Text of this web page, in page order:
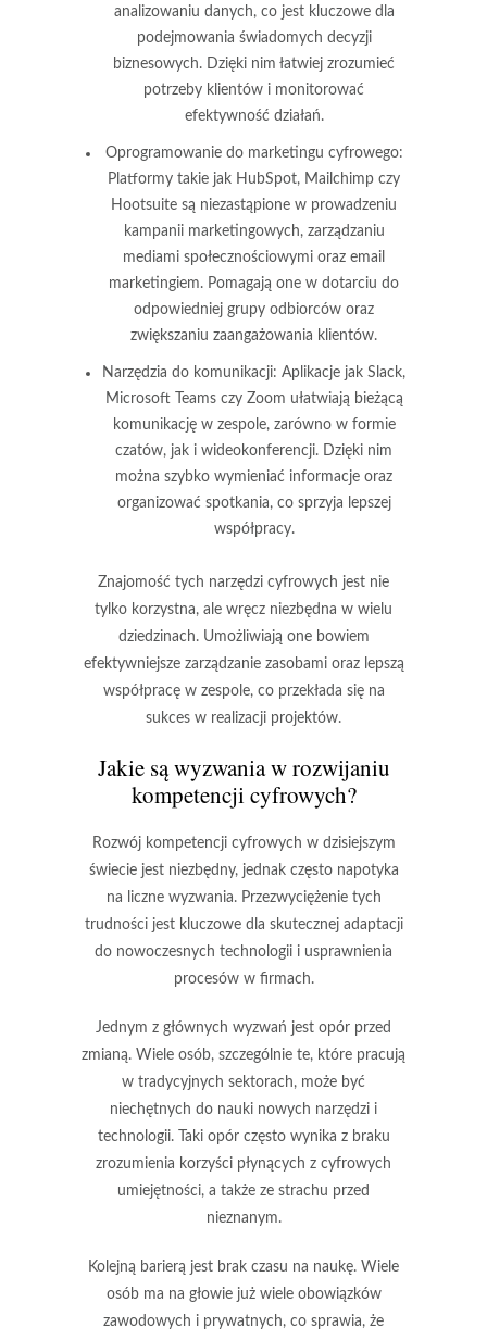
analizowaniu danych, co jest kluczowe dla
podejmowania świadomych decyzji
biznesowych. Dzięki nim łatwiej zrozumieć
potrzeby klientów i monitorować
efektywność działań.
Oprogramowanie do marketingu cyfrowego:
Platformy takie jak HubSpot, Mailchimp czy
Hootsuite są niezastąpione w prowadzeniu
kampanii marketingowych, zarządzaniu
mediami społecznościowymi oraz email
marketingiem. Pomagają one w dotarciu do
odpowiedniej grupy odbiorców oraz
zwiększaniu zaangażowania klientów.
Narzędzia do komunikacji: Aplikacje jak Slack,
Microsoft Teams czy Zoom ułatwiają bieżącą
komunikację w zespole, zarówno w formie
czatów, jak i wideokonferencji. Dzięki nim
można szybko wymieniać informacje oraz
organizować spotkania, co sprzyja lepszej
współpracy.
Znajomość tych narzędzi cyfrowych jest nie
tylko korzystna, ale wręcz niezbędna w wielu
dziedzinach. Umożliwiają one bowiem
efektywniejsze zarządzanie zasobamioraz lepszą
współpracę w zespole, co przekłada się na
sukces w realizacji projektów.
Jakie są wyzwania w rozwijaniu
kompetencji cyfrowych?
Rozwój kompetencji cyfrowych w dzisiejszym
świecie jest niezbędny, jednak często napotyka
na liczne wyzwania. Przezwyciężenie tych
trudności jest kluczowe dla skutecznej adaptacji
do nowoczesnych technologii i usprawnienia
procesów w firmach.
Jednym z głównych wyzwań jest opór przed
zmianą. Wiele osób, szczególnie te, które pracują
w tradycyjnych sektorach, może być
niechętnych do nauki nowych narzędzi i
technologii. Taki opór często wynika z braku
zrozumienia korzyści płynących z cyfrowych
umiejętności, a także ze strachu przed
nieznanym.
Kolejną barierą jest brak czasu na naukę. Wiele
osób ma na głowie już wiele obowiązków
zawodowych i prywatnych, co sprawia, że